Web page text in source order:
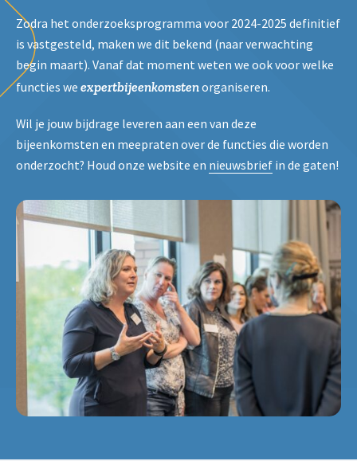
Zodra het onderzoeksprogramma voor 2024-2025 definitief
is vastgesteld, maken we dit bekend (naar verwachting
begin maart). Vanaf dat moment weten we ook voor welke
functies we expertbijeenkomstenorganiseren.
Wil je jouw bijdrage leveren aan een van deze
bijeenkomsten en meepraten over de functies die worden
onderzocht? Houd onze website en nieuwsbrief in de gaten!